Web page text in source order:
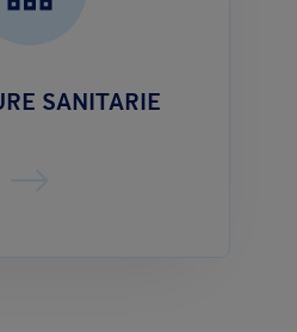
SANITARIE